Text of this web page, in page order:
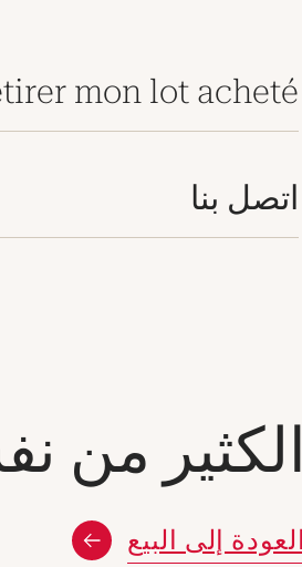
mon lot acheté
اتصل بنا
الكثير من
العودة إلى البيع